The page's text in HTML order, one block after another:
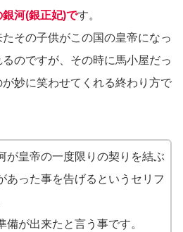
河(銀正妃)です。
その子供がこの国の皇帝になっ
のですが、その時に馬小屋だっ
妙に笑わせてくれる終わり方で
が皇帝の一度限りの契りを結ぶ
あった事を告げるというセリフ
備が出来たと言う事です。